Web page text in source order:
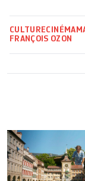
CULTURECINÉMA
FRANÇOIS OZON